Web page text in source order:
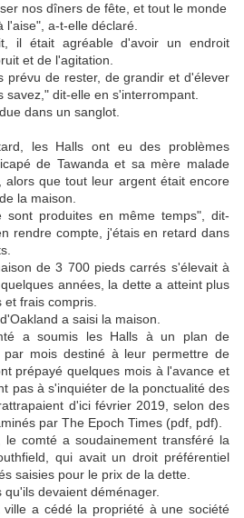
nos dîners de fête, et tout le monde
l'aise", a-t-elle déclaré.
il était agréable d'avoir un endroit
et de l'agitation.
prévu de rester, de grandir et d'élever
savez," dit-elle en s'interrompant.
dans un sanglot.
les Halls ont eu des problèmes
de Tawanda et sa mère malade
alors que tout leur argent était encore
la maison.
sont produites en même temps", dit-
rendre compte, j'étais en retard dans
de 3 700 pieds carrés s'élevait à
années, la dette a atteint plus
frais compris.
a saisi la maison.
a soumis les Halls à un plan de
mois destiné à leur permettre de
prépayé quelques mois à l'avance et
pas à s'inquiéter de la ponctualité des
d'ici février 2019, selon des
par The Epoch Times (pdf, pdf).
le comté a soudainement transféré la
qui avait un droit préférentiel
saisies pour le prix de la dette.
devaient déménager.
a cédé la propriété à une société